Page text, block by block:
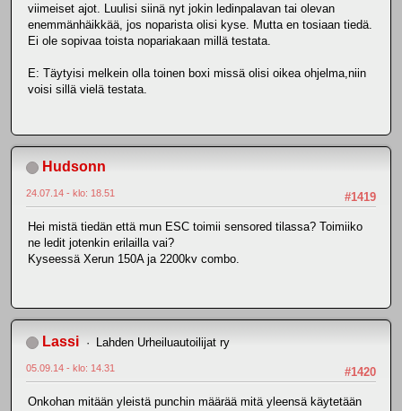
viimeiset ajot. Luulisi siinä nyt jokin ledinpalavan tai olevan
enemmänhäikkää, jos noparista olisi kyse. Mutta en tosiaan tiedä.
Ei ole sopivaa toista nopariakaan millä testata.
E: Täytyisi melkein olla toinen boxi missä olisi oikea ohjelma,niin
voisi sillä vielä testata.
Hudsonn
#1419
24.07.14 - klo: 18.51
Hei mistä tiedän että mun ESC toimii sensored tilassa? Toimiiko
ne ledit jotenkin erilailla vai?
Kyseessä Xerun 150A ja 2200kv combo.
Lassi Lahden Urheiluautoilijat ry
#1420
05.09.14 - klo: 14.31
Onkohan mitään yleistä punchin määrää mitä yleensä käytetään